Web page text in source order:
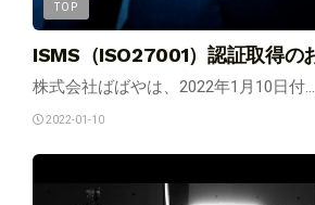
TOP
ISMS（ISO27001）認証取得の
株式会社ばばやは、2022年1月10日付...
2022-01-10